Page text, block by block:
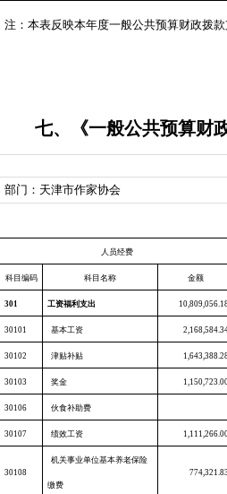
注：本表反映本年度一般公共预算财政拨
七、《一般公共预算财
部门：天津市作家协会
人员经费
科目编码 科目名称 金额
301 工资福利支出
30101 基本工资
30102 津贴补贴
30103 奖金
30106 伙食补助费
30107 绩效工资
30108
机关事业单位基本养老保险
缴费